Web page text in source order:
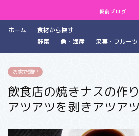
板前ブログ
ホーム
食材から探す
野菜
魚・海産 果実・フルーツ
お家で調理
飲食店の焼きナスの作
アツアツを剥きアツア